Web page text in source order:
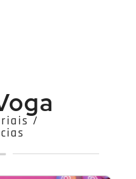
/